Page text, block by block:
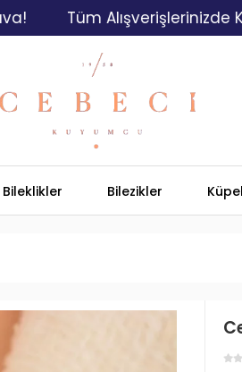
Tüm Alışverişlerinizde Kargo
Bileklikler Bilezikler